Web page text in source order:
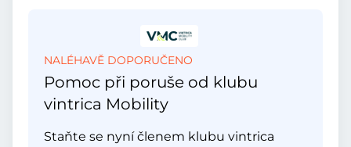
NALÉHAVĚ DOPORUČENO
Pomoc při poruše od klubu
vintrica Mobility
Staňte se nyní členem klubu vintrica